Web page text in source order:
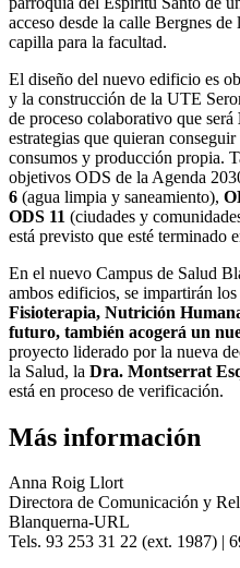
acceso desde la calle Bergnes
capilla para la facultad.
El diseño del nuevo edificio es
y la construcción de la UTE
de proceso colaborativo que será
estrategias que quieran
consumos y producción propia.
objetivos ODS de la Agenda
6 (agua limpia y saneamiento),
ODS 11 (ciudades y
está previsto que esté terminado
En el nuevo Campus de Salud
ambos edificios, se impartirán los
Fisioterapia, Nutrición
futuro, también acogerá un
proyecto liderado por la nueva
la Salud, la Dra. Montserrat
está en proceso de verificación.
Más información
Anna Roig Llort
Directora de Comunicación y
Blanquerna-URL
Tels. 93 253 31 22 (ext. 1987) |